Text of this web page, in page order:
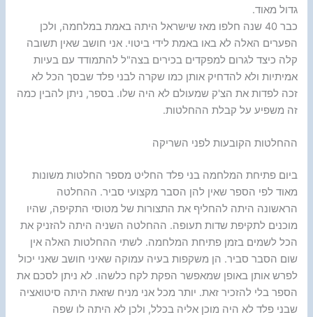
גדול מאוד.
כבר 40 שנה חלפו מאז שישראל היתה באמת במלחמה, ולכן
הפערים האלה לא באו באמת לידי ביטוי. אני חושב שאין תשובה
קלה כיצד לגרום למפקדים בכירים בצה"ל להתמודד עם בעיות
אמיתיות ולא להדחיק אותן כמו שקרה לבני פלד שבסך הכל לא
זכה לפדות את הצ'ק שמעולם לא היה שלו. בספר, ניתן להבין כמה
זה משפיע על קבלת ההחלטות.
ההחלטות הקובעות לפני השריקה
ביום פתיחת המלחמה בני פלד החליט מספר החלטות משונות
מאוד לפי הספר שאין להן הסבר מקצועי סביר. ההחלטה
הראשונה היתה להחליף את התצורות של מטוסי התקיפה, שהיו
מוכנים לתקיפת שדות תעופה. ההחלטה השניה היתה להזניק את
הכל לשמים בזמן פתיחת המלחמה. לשתי ההחלטות האלה אין
שום הסבר סביר. הן משקפות בעיה עמוקה שאיני חושב שאני יכול
לפרש אותן באופן שמאפשר הפקת לקח כלשהו. לא ניתן לסכם את
הספר בלי להזכיר זאת. יותר מכל אני מניח שזאת היתה סיטואציה
שבני פלד לא היה מוכן אליה בכלל, ולכן לא היתה לו שפה